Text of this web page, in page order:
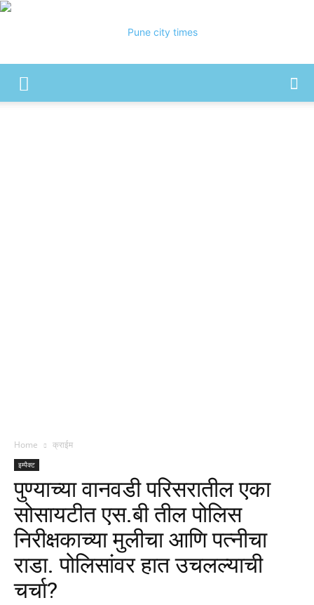
Home क्राईम
इम्पैक्ट
पुण्याच्या वानवडी परिसरातील एका
सोसायटीत एस.बी तील पोलिस
निरीक्षकाच्या मुलीचा आणि पत्नीचा
राडा. पोलिसांवर हात उचलल्याची
चर्चा?